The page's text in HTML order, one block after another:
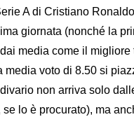
A di Cristiano
giornata (nonché la
media come il migliore
voto di 8.50 si
non arriva solo
lo è procurato), ma